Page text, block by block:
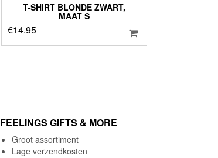
T-SHIRT BLONDE ZWART,
MAAT S
€14.95
FEELINGS GIFTS & MORE
Groot assortiment
Lage verzendkosten